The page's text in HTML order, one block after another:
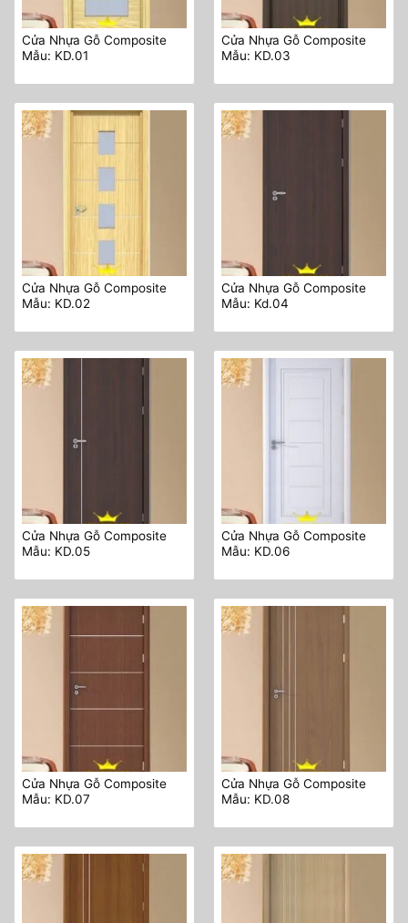
Cửa Nhựa Gỗ Composite
Mẫu: KD.01
Cửa Nhựa Gỗ Composite
Mẫu: KD.03
Cửa Nhựa Gỗ Composite
Mẫu: KD.02
Cửa Nhựa Gỗ Composite
Mẫu: Kd.04
Cửa Nhựa Gỗ Composite
Mẫu: KD.05
Cửa Nhựa Gỗ Composite
Mẫu: KD.06
Cửa Nhựa Gỗ Composite
Mẫu: KD.07
Cửa Nhựa Gỗ Composite
Mẫu: KD.08